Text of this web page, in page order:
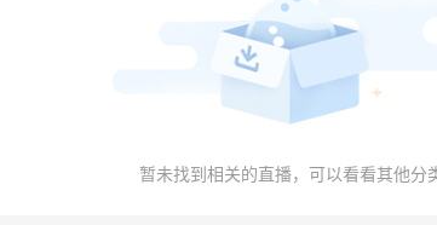
暂未找到相关的直播，可以看看其他分